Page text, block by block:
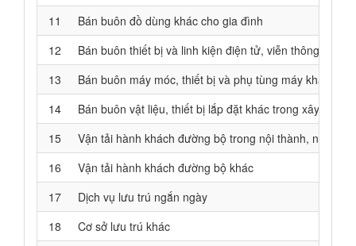
11
Bán buôn đồ dùng khác cho gia đình
12
Bán buôn thiết bị và linh kiện điện tử, viễn thông
13
Bán buôn máy móc, thiết bị và phụ tùng máy khác
14
Bán buôn vật liệu, thiết bị lắp đặt khác trong xây dựng
15
Vận tải hành khách đường bộ trong nội thành, ngoại
16
Vận tải hành khách đường bộ khác
17
Dịch vụ lưu trú ngắn ngày
18
Cơ sở lưu trú khác